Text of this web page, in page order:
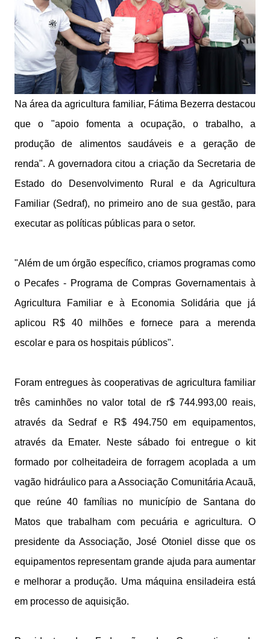
Na área da agricultura familiar, Fátima Bezerra destacou
que o "apoio fomenta a ocupação, o trabalho, a
produção de alimentos saudáveis e a geração de
renda". A governadora citou a criação da Secretaria de
Estado do Desenvolvimento Rural e da Agricultura
Familiar (Sedraf), no primeiro ano de sua gestão, para
executar as políticas públicas para o setor.
"Além de um órgão específico, criamos programas como
o Pecafes - Programa de Compras Governamentais à
Agricultura Familiar e à Economia Solidária que já
aplicou R$ 40 milhões e fornece para a merenda
escolar e para os hospitais públicos".
Foram entregues às cooperativas de agricultura familiar
três caminhões no valor total de r$ 744.993,00 reais,
através da Sedraf e R$ 494.750 em equipamentos,
através da Emater. Neste sábado foi entregue o kit
formado por colheitadeira de forragem acoplada a um
vagão hidráulico para a Associação Comunitária Acauã,
que reúne 40 famílias no município de Santana do
Matos que trabalham com pecuária e agricultura. O
presidente da Associação, José Otoniel disse que os
equipamentos representam grande ajuda para aumentar
e melhorar a produção. Uma máquina ensiladeira está
em processo de aquisição.